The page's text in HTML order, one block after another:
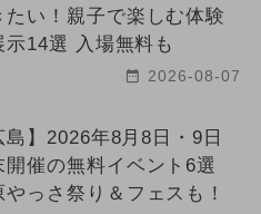
たい！親子で楽しむ体験
示14選 入場無料も
2026-08-07
島】2026年8月8日・9日
開催の無料イベント6選
やっさ祭り＆フェスも！